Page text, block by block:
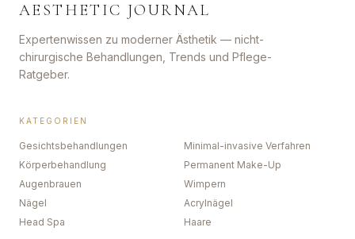
AESTHETIC JOURNAL
Expertenwissen zu moderner Ästhetik — nicht-
chirurgische Behandlungen, Trends und Pflege-
Ratgeber.
KATEGORIEN
Gesichtsbehandlungen
Minimal-invasive Verfahren
Körperbehandlung
Permanent Make-Up
Augenbrauen
Wimpern
Nägel
Acrylnägel
Head Spa
Haare